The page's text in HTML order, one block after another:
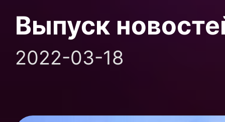
Выпуск
2022-03-18